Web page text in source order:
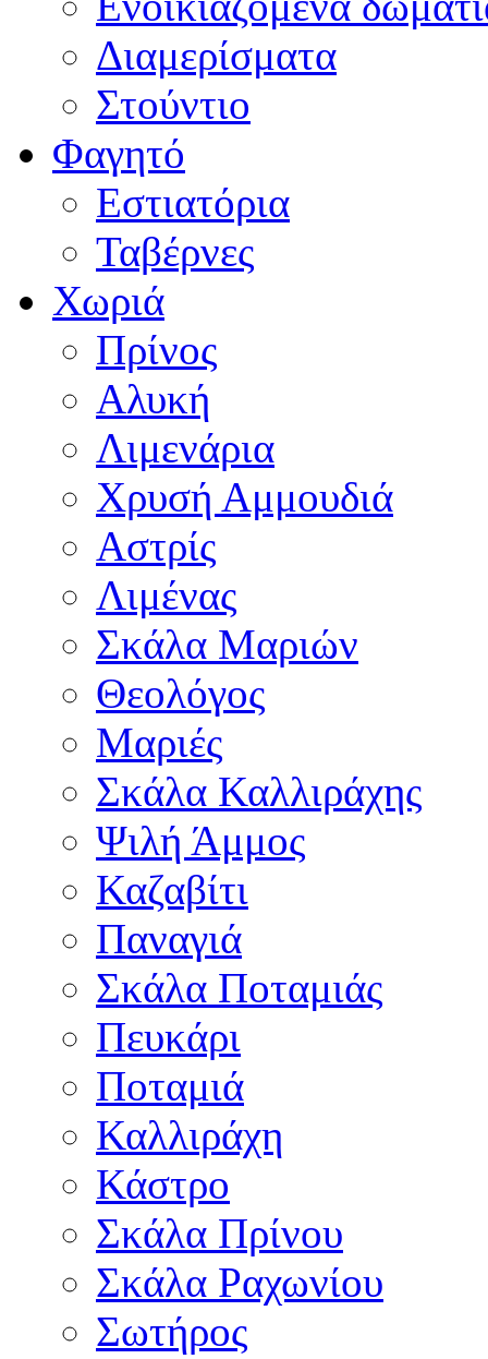
Διαμερίσματα
Στούντιο
Φαγητό
Εστιατόρια
Ταβέρνες
Χωριά
Πρίνος
Αλυκή
Λιμενάρια
Χρυσή Αμμουδιά
Αστρίς
Λιμένας
Σκάλα Μαριών
Θεολόγος
Μαριές
Σκάλα Καλλιράχης
Ψιλή Άμμος
Καζαβίτι
Παναγιά
Σκάλα Ποταμιάς
Πευκάρι
Ποταμιά
Καλλιράχη
Κάστρο
Σκάλα Πρίνου
Σκάλα Ραχωνίου
Σωτήρος